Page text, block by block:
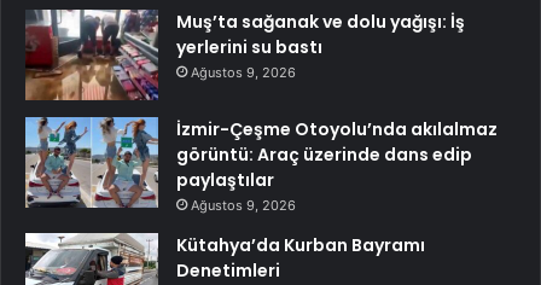
Muş’ta sağanak ve dolu yağışı: İş
yerlerini su bastı
Ağustos 9, 2026
İzmir-Çeşme Otoyolu’nda akılalmaz
görüntü: Araç üzerinde dans edip
paylaştılar
Ağustos 9, 2026
Kütahya’da Kurban Bayramı
Denetimleri